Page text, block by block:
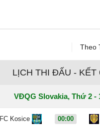
Theo
LỊCH THI ĐẤU - KẾT
VĐQG Slovakia, Thứ 2 -
FC Kosice 00:00